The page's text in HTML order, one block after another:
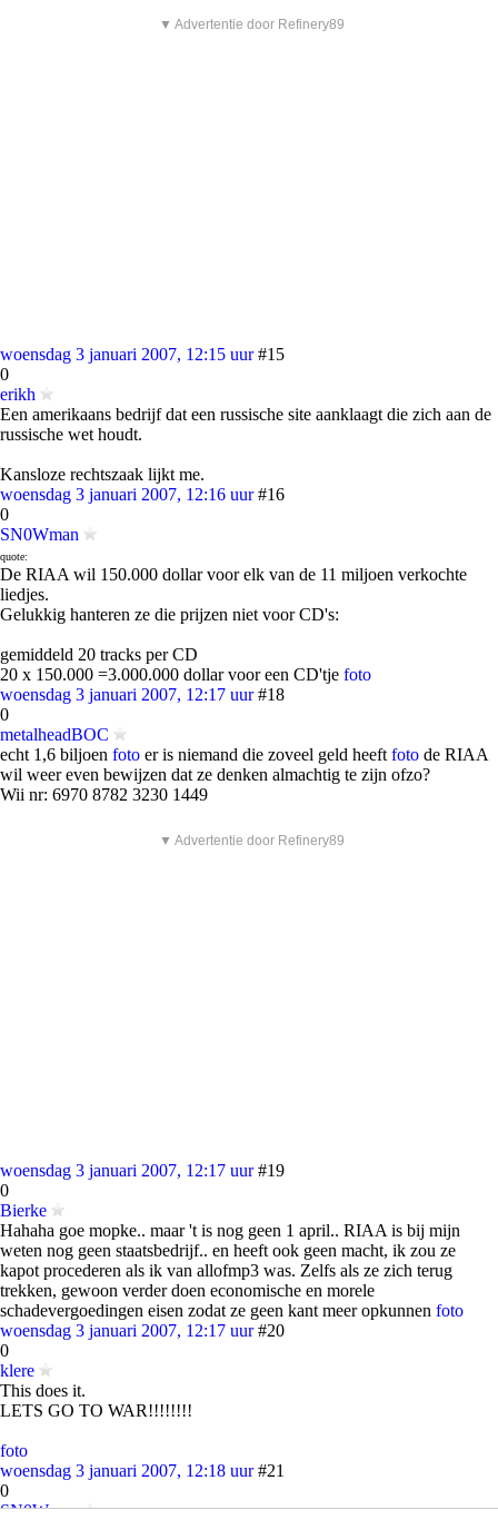
▼ Advertentie door Refinery89
woensdag 3 januari 2007, 12:15 uur #15
0
erikh
Een amerikaans bedrijf dat een russische site aanklaagt die zich aan de
russische wet houdt.
Kansloze rechtszaak lijkt me.
woensdag 3 januari 2007, 12:16 uur #16
0
SN0Wman
quote:
De RIAA wil 150.000 dollar voor elk van de 11 miljoen verkochte
liedjes.
Gelukkig hanteren ze die prijzen niet voor CD's:
gemiddeld 20 tracks per CD
20 x 150.000 =3.000.000 dollar voor een CD'tje foto
woensdag 3 januari 2007, 12:17 uur #18
0
metalheadBOC
echt 1,6 biljoen foto er is niemand die zoveel geld heeft foto de RIAA
wil weer even bewijzen dat ze denken almachtig te zijn ofzo?
Wii nr: 6970 8782 3230 1449
▼ Advertentie door Refinery89
woensdag 3 januari 2007, 12:17 uur #19
0
Bierke
Hahaha goe mopke.. maar 't is nog geen 1 april.. RIAA is bij mijn
weten nog geen staatsbedrijf.. en heeft ook geen macht, ik zou ze
kapot procederen als ik van allofmp3 was. Zelfs als ze zich terug
trekken, gewoon verder doen economische en morele
schadevergoedingen eisen zodat ze geen kant meer opkunnen foto
woensdag 3 januari 2007, 12:17 uur #20
0
klere
This does it.
LETS GO TO WAR!!!!!!!!
foto
woensdag 3 januari 2007, 12:18 uur #21
0
SN0Wman